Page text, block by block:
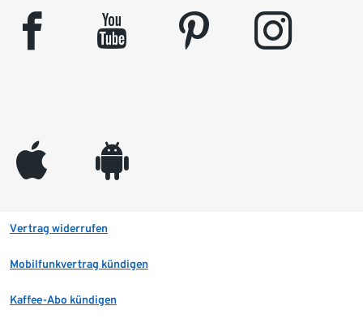
facebook youtube pinterest instagram
appleinc android
Vertrag widerrufen
Mobilfunkvertrag kündigen
Kaffee-Abo kündigen